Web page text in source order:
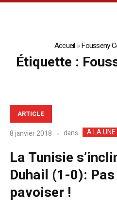
Accueil »Fousseny
Étiquette :
ARTICLE
8 janvier 2018 dans A LA UNE
La Tunisie
Duhail (1-0):
pavoiser !